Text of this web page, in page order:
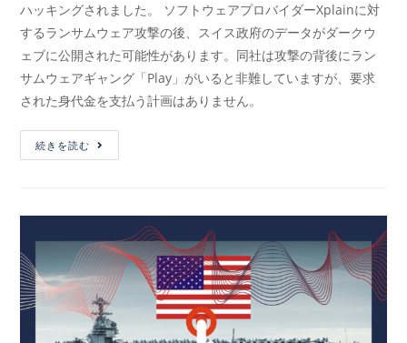
ハッキングされました。 ソフトウェアプロバイダーXplainに対
するランサムウェア攻撃の後、スイス政府のデータがダークウ
ェブに公開された可能性があります。同社は攻撃の背後にラン
サムウェアギャング「Play」がいると非難していますが、要求
された身代金を支払う計画はありません。
続きを読む